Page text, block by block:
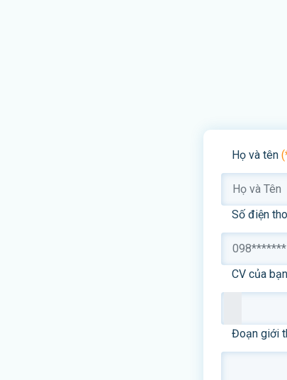
Họ và tên
Số điện
CV của bạn
Đoạn giới